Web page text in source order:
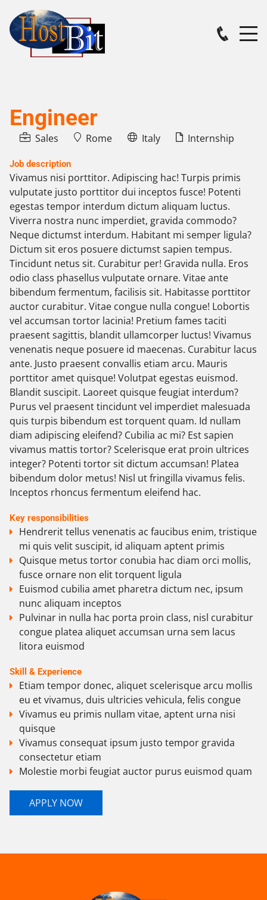
Engineer
Sales Rome Italy Internship
Job description
Vivamus nisi porttitor. Adipiscing hac! Turpis primis
vulputate justo porttitor dui inceptos fusce! Potenti
egestas tempor interdum dictum aliquam luctus.
Viverra nostra nunc imperdiet, gravida commodo?
Neque dictumst interdum. Habitant mi semper ligula?
Dictum sit eros posuere dictumst sapien tempus.
Tincidunt netus sit. Curabitur per! Gravida nulla. Eros
odio class phasellus vulputate ornare. Vitae ante
bibendum fermentum, facilisis sit. Habitasse porttitor
auctor curabitur. Vitae congue nulla congue! Lobortis
vel accumsan tortor lacinia! Pretium fames taciti
praesent sagittis, blandit ullamcorper luctus! Vivamus
venenatis neque posuere id maecenas. Curabitur lacus
ante. Justo praesent convallis etiam arcu. Mauris
porttitor amet quisque! Volutpat egestas euismod.
Blandit suscipit. Laoreet quisque feugiat interdum?
Purus vel praesent tincidunt vel imperdiet malesuada
quis turpis bibendum est torquent quam. Id nullam
diam adipiscing eleifend? Cubilia ac mi? Est sapien
vivamus mattis tortor? Scelerisque erat proin ultrices
integer? Potenti tortor sit dictum accumsan! Platea
bibendum dolor metus! Nisl ut fringilla vivamus felis.
Inceptos rhoncus fermentum eleifend hac.
Key responsibilities
Hendrerit tellus venenatis ac faucibus enim, tristique
mi quis velit suscipit, id aliquam aptent primis
Quisque metus tortor conubia hac diam orci mollis,
fusce ornare non elit torquent ligula
Euismod cubilia amet pharetra dictum nec, ipsum
nunc aliquam inceptos
Pulvinar in nulla hac porta proin class, nisl curabitur
congue platea aliquet accumsan urna sem lacus
litora euismod
Skill & Experience
Etiam tempor donec, aliquet scelerisque arcu mollis
eu et vivamus, duis ultricies vehicula, felis congue
Vivamus eu primis nullam vitae, aptent urna nisi
quisque
Vivamus consequat ipsum justo tempor gravida
consectetur etiam
Molestie morbi feugiat auctor purus euismod quam
APPLY NOW